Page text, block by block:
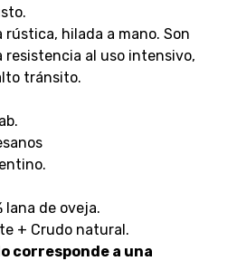
rústica, hilada a mano. Son
resistencia al uso intensivo,
tránsito.
lana de oveja.
+ Crudo natural.
corresponde a una